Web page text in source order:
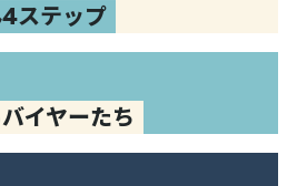
ステップ
イヤーたち